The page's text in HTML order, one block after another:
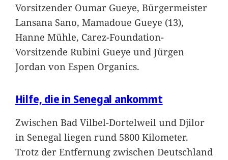
Vorsitzender Oumar Gueye, Bürgermeister
Lansana Sano, Mamadoue Gueye (13),
Hanne Mühle, Carez-Foundation-
Vorsitzende Rubini Gueye und Jürgen
Jordan von Espen Organics.
Hilfe, die in Senegal ankommt
Zwischen Bad Vilbel-Dortelweil und Djilor
in Senegal liegen rund 5800 Kilometer.
Trotz der Entfernung zwischen Deutschland